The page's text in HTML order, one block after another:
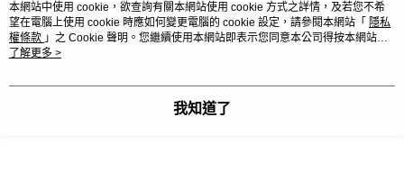
熱門標籤
本網站中使用 cookie，欲查詢有關本網站使用 cookie 方式之詳情，及若您不希
望在電腦上使用 cookie 時應如何變更電腦的 cookie 設定，請參閱本網站「 隱私
權條款 」之 Cookie 聲明。您繼續使用本網站即表示您同意本公司得按本網站使
用條款之 Cookie 聲明使用 cookie。
了解更多 >
我知道了